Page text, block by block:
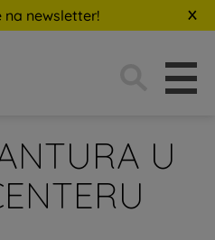
na newsletter!
U